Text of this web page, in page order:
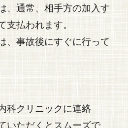
、通常、相手方の加入す
支払われます。
、事故後にすぐに行って
科クリニックに連絡
いただくとスムーズで